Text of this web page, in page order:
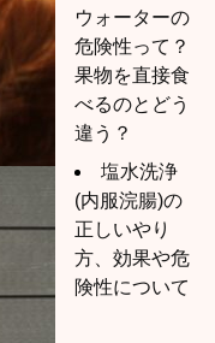
ウォーターの
危険性って？
果物を直接食
べるのとどう
違う？
塩水洗浄
(内服浣腸)の
正しいやり
方、効果や危
険性について